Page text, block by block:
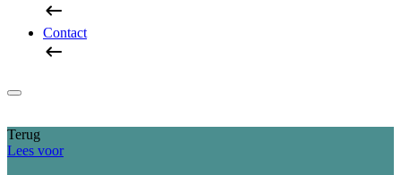
Contact
Terug
Lees voor